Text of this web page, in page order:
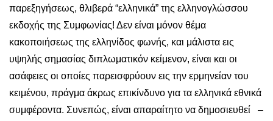
παρεξηγήσεως, θλιβερά “ελληνικά” της ελληνογλώσσου
εκδοχής της Συμφωνίας! Δεν είναι μόνον θέμα
κακοποιήσεως της ελληνίδος φωνής, και μάλιστα εις
υψηλής σημασίας διπλωματικόν κείμενον, είναι και οι
ασάφειες οι οποίες παρεισφρύουν εις την ερμηνείαν του
κειμένου, πράγμα άκρως επικίνδυνο για τα ελληνικά εθνικά
συμφέροντα. Συνεπώς, είναι απαραίτητο να δημοσιευθεί –